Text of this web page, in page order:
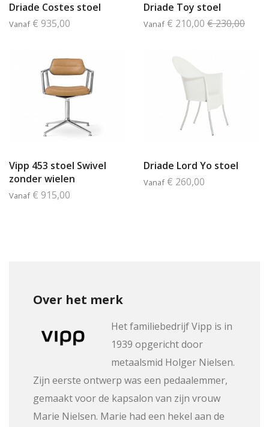
Driade Costes stoel
Vanaf € 935,00
Driade Toy stoel
Vanaf € 210,00 € 230,00
Vipp 453 stoel Swivel
zonder wielen
Vanaf € 915,00
Driade Lord Yo stoel
Vanaf € 260,00
Over het merk
Het familiebedrijf Vipp is in
1939 opgericht door
metaalsmid Holger Nielsen.
Zijn eerste ontwerp was een pedaalemmer,
gemaakt voor de kapsalon van zijn vrouw
Marie Nielsen. Marie had een hekel aan de